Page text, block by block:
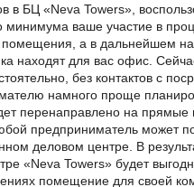
в БЦ «Neva Towers»,
минимума ваше участие в
а в дальнейшем
находят для вас офис.
без контактов с
намного проще
перенаправлено на
предприниматель может
деловом центре. В
«Neva Towers» будет
помещение для своей